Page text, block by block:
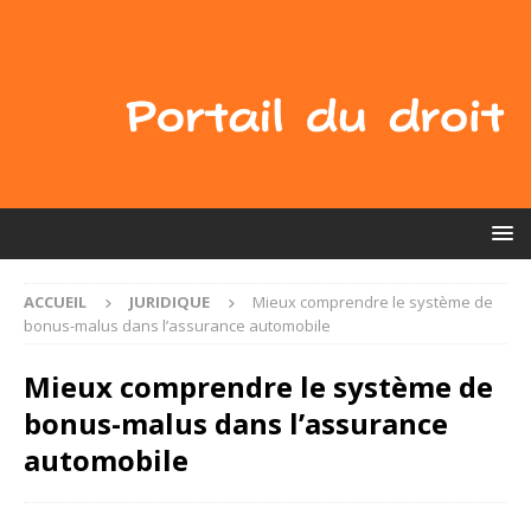
ACCUEIL JURIDIQUE
Mieux comprendre le système de
bonus-malus dans l’assurance automobile
Mieux comprendre le système de
bonus-malus dans l’assurance
automobile